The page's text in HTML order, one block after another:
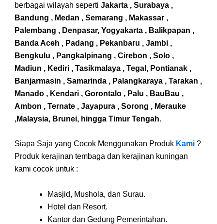
berbagai wilayah seperti Jakarta , Surabaya ,
Bandung , Medan , Semarang , Makassar ,
Palembang , Denpasar, Yogyakarta , Balikpapan ,
Banda Aceh , Padang , Pekanbaru , Jambi ,
Bengkulu , Pangkalpinang , Cirebon , Solo ,
Madiun , Kediri , Tasikmalaya , Tegal, Pontianak ,
Banjarmasin , Samarinda , Palangkaraya , Tarakan ,
Manado , Kendari , Gorontalo , Palu , BauBau ,
Ambon , Ternate , Jayapura , Sorong , Merauke
,Malaysia, Brunei, hingga Timur Tengah.
Siapa Saja yang Cocok Menggunakan Produk Kami ?
Produk kerajinan tembaga dan kerajinan kuningan
kami cocok untuk :
Masjid, Mushola, dan Surau.
Hotel dan Resort.
Kantor dan Gedung Pemerintahan.